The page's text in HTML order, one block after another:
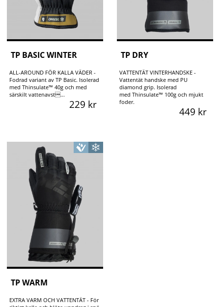
TP BASIC WINTER
ALL-AROUND FÖR KALLA VÄDER -
Fodrad variant av TP Basic. Isolerad
med Thinsulate™ 40g och med
särskilt vattenavst...
229 kr
TP DRY
VATTENTÄT VINTERHANDSKE -
Vattentät handske med PU
diamond grip. Isolerad
med Thinsulate™ 100g och mjukt
foder.
449 kr
TP WARM
EXTRA VARM OCH VATTENTÄT - För